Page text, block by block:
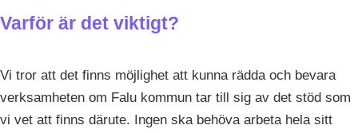
Varför är det viktigt?
Vi tror att det finns möjlighet att kunna rädda och bevara
verksamheten om Falu kommun tar till sig av det stöd som
vi vet att finns därute. Ingen ska behöva arbeta hela sitt